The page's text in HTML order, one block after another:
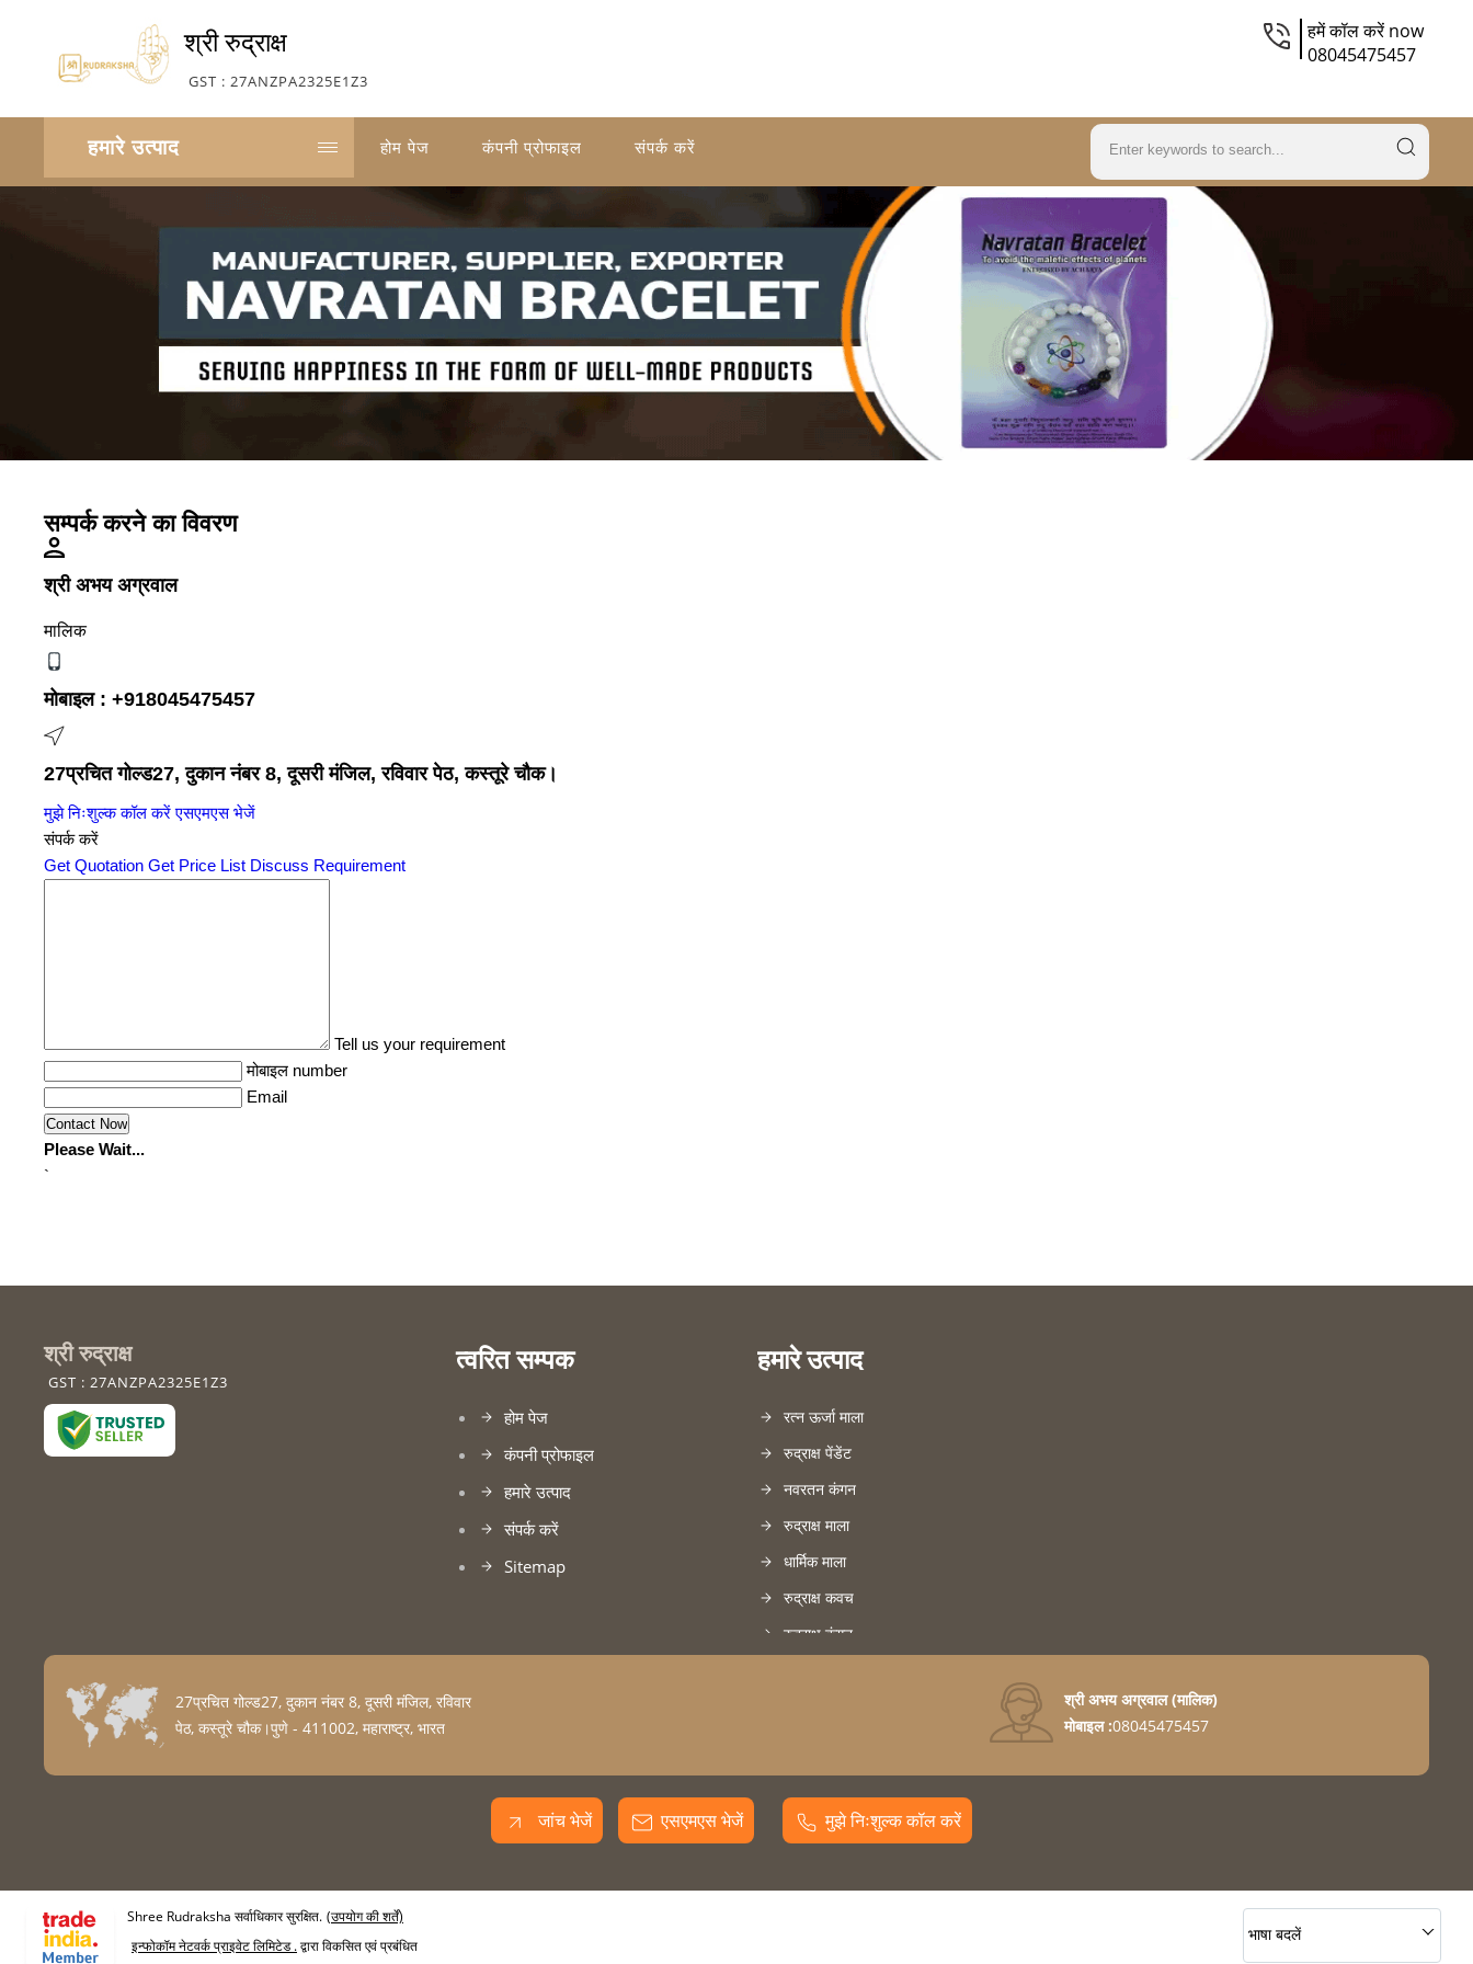
श्री रुद्राक्ष
GST : 27ANZPA2325E1Z3
हमें कॉल करें now
08045475457
हमारे उत्पाद होम पेज कंपनी प्रोफाइल संपर्क करें
सम्पर्क करने का विवरण
श्री अभय अग्रवाल
मालिक
मोबाइल : +918045475457
27प्रचित गोल्ड27, दुकान नंबर 8, दूसरी मंजिल, रविवार पेठ, कस्तूरे चौक।
मुझे निःशुल्क कॉल करें एसएमएस भेजें
संपर्क करें
Get Quotation Get Price List Discuss Requirement
Tell us your requirement
मोबाइल number
Email
Please Wait...
`
श्री रुद्राक्ष
GST : 27ANZPA2325E1Z3
त्वरित सम्पक
होम पेज
कंपनी प्रोफाइल
हमारे उत्पाद
संपर्क करें
Sitemap
हमारे उत्पाद
रत्न ऊर्जा माला
रुद्राक्ष पेंडेंट
नवरतन कंगन
रुद्राक्ष माला
धार्मिक माला
रुद्राक्ष कवच
रुद्राक्ष कंगन
आबनूस कंगन
Rudraksha
Pooja Articles & Items
Precious & Semi Precious Stones
27प्रचित गोल्ड27, दुकान नंबर 8, दूसरी मंजिल, रविवार
पेठ, कस्तूरे चौक।पुणे - 411002, महाराष्ट्र, भारत
श्री अभय अग्रवाल(मालिक)
मोबाइल :08045475457
जांच भेजें एसएमएस भेजें मुझे निःशुल्क कॉल करें
Shree Rudraksha सर्वाधिकार सुरक्षित. (उपयोग की शर्तें)
इन्फोकॉम नेटवर्क प्राइवेट लिमिटेड .द्वारा विकसित एवं प्रबंधित
भाषा बदलें